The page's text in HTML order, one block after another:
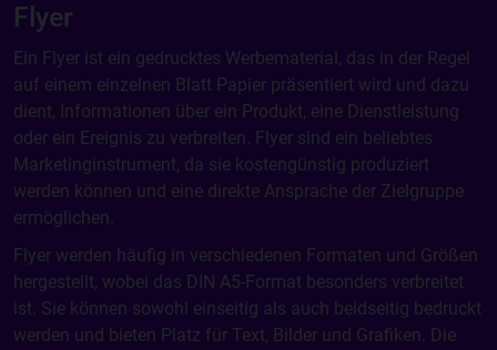
Flyer
Ein Flyer ist ein gedrucktes Werbematerial, das in der Regel
auf einem einzelnen Blatt Papier präsentiert wird und dazu
dient, Informationen über ein Produkt, eine Dienstleistung
oder ein Ereignis zu verbreiten. Flyer sind ein beliebtes
Marketinginstrument, da sie kostengünstig produziert
werden können und eine direkte Ansprache der Zielgruppe
ermöglichen.
Flyer werden häufig in verschiedenen Formaten und Größen
hergestellt, wobei das DIN A5-Format besonders verbreitet
ist. Sie können sowohl einseitig als auch beidseitig bedruckt
werden und bieten Platz für Text, Bilder und Grafiken. Die